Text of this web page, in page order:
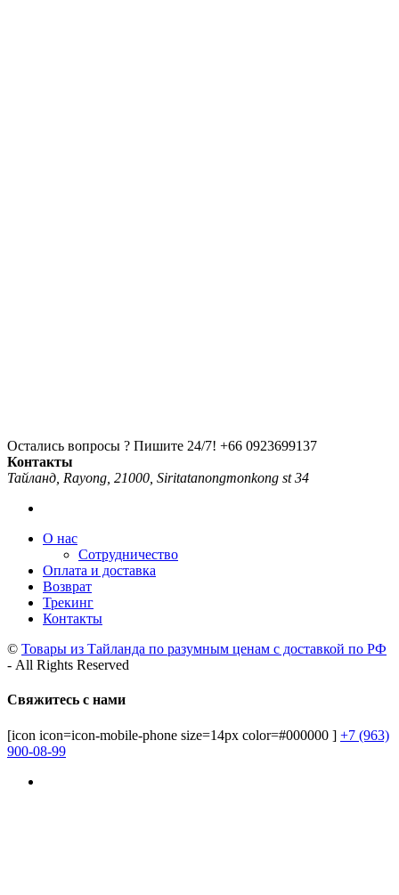
Остались вопросы ? Пишите 24/7! +66 0923699137
Контакты
Тайланд, Rayong, 21000, Siritatanongmonkong st 34
О нас
Сотрудничество
Оплата и доставка
Возврат
Трекинг
Контакты
© Товары из Тайланда по разумным ценам с доставкой по РФ
- All Rights Reserved
Свяжитесь с нами
[icon icon=icon-mobile-phone size=14px color=#000000 ] +7 (963)
900-08-99